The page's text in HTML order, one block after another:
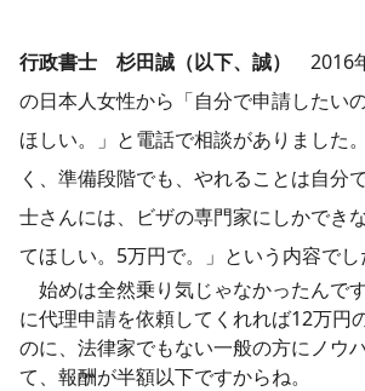
行政書士 杉田誠（以下、誠）
2016
の日本人女性から「自分で申請したい
ほしい。」と電話で相談がありました
く、準備段階でも、やれることは自分
士さんには、ビザの専門家にしかでき
てほしい。5万円で。」という内容でし
始めは全然乗り気じゃなかったんで
に代理申請を依頼してくれれば12万円
のに、法律家でもない一般の方にノウ
て、報酬が半額以下ですからね。